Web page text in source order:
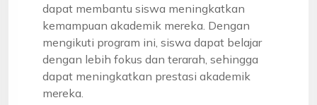
dapat membantu siswa meningkatkan
kemampuan akademik mereka. Dengan
mengikuti program ini, siswa dapat belajar
dengan lebih fokus dan terarah, sehingga
dapat meningkatkan prestasi akademik
mereka.